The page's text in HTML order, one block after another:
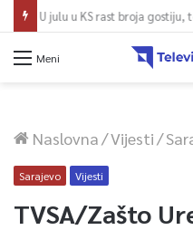
Meni
Naslovna/Vijesti/
Sarajevo Vijesti
TVSA/Zašto